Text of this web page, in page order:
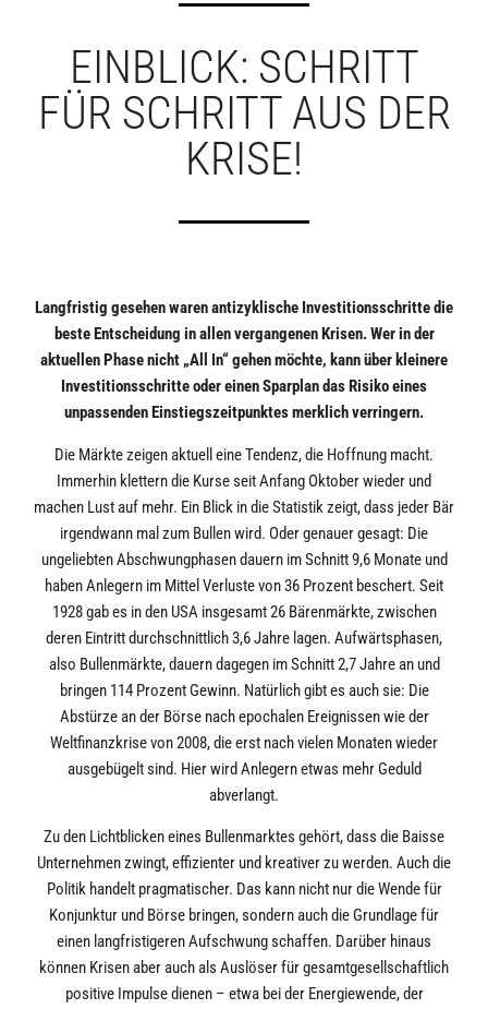
EINBLICK: SCHRITT
FÜR SCHRITT AUS DER
KRISE!
Langfristig gesehen waren antizyklische Investitionsschritte die
beste Entscheidung in allen vergangenen Krisen. Wer in der
aktuellen Phase nicht „All In“ gehen möchte, kann über kleinere
Investitionsschritte oder einen Sparplan das Risiko eines
unpassenden Einstiegszeitpunktes merklich verringern.
Die Märkte zeigen aktuell eine Tendenz, die Hoffnung macht.
Immerhin klettern die Kurse seit Anfang Oktober wieder und
machen Lust auf mehr. Ein Blick in die Statistik zeigt, dass jeder Bär
irgendwann mal zum Bullen wird. Oder genauer gesagt: Die
ungeliebten Abschwungphasen dauern im Schnitt 9,6 Monate und
haben Anlegern im Mittel Verluste von 36 Prozent beschert. Seit
1928 gab es in den USA insgesamt 26 Bärenmärkte, zwischen
deren Eintritt durchschnittlich 3,6 Jahre lagen. Aufwärtsphasen,
also Bullenmärkte, dauern dagegen im Schnitt 2,7 Jahre an und
bringen 114 Prozent Gewinn. Natürlich gibt es auch sie: Die
Abstürze an der Börse nach epochalen Ereignissen wie der
Weltfinanzkrise von 2008, die erst nach vielen Monaten wieder
ausgebügelt sind. Hier wird Anlegern etwas mehr Geduld
abverlangt.
Zu den Lichtblicken eines Bullenmarktes gehört, dass die Baisse
Unternehmen zwingt, effizienter und kreativer zu werden. Auch die
Politik handelt pragmatischer. Das kann nicht nur die Wende für
Konjunktur und Börse bringen, sondern auch die Grundlage für
einen langfristigeren Aufschwung schaffen. Darüber hinaus
können Krisen aber auch als Auslöser für gesamtgesellschaftlich
positive Impulse dienen – etwa bei der Energiewende, der